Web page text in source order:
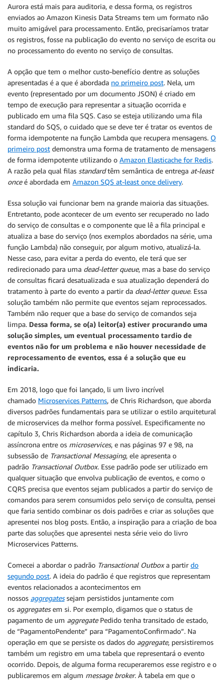
Aurora está mais para auditoria, e dessa forma, os registros
enviados ao Amazon Kinesis Data Streams tem um formato não
muito amigável para processamento. Então, precisaríamos tratar
os registros, fosse na publicação do evento no serviço de escrita ou
no processamento do evento no serviço de consultas.
A opção que tem o melhor custo-benefício dentre as soluções
apresentadas é a que é abordada no primeiro post. Nela, um
evento (representado por um documento JSON) é criado em
tempo de execução para representar a situação ocorrida e
publicado em uma fila SQS. Caso se esteja utilizando uma fila
standard do SQS, o cuidado que se deve ter é tratar os eventos de
forma idempotente na função Lambda que recupera mensagens. O
primeiro post demonstra uma forma de tratamento de mensagens
de forma idempotente utilizando o Amazon Elasticache for Redis.
A razão pela qual filas standardtêm semântica de entrega at-least
onceé abordada em Amazon SQS at-least once delivery.
Essa solução vai funcionar bem na grande maioria das situações.
Entretanto, pode acontecer de um evento ser recuperado no lado
do serviço de consultas e o componente que lê a fila principal e
atualiza a base do serviço (nos exemplos abordados na série, uma
função Lambda) não conseguir, por algum motivo, atualizá-la.
Nesse caso, para evitar a perda do evento, ele terá que ser
redirecionado para uma dead-letter queue, mas a base do serviço
de consultas ficará desatualizada e sua atualização dependerá do
tratamento à parte do evento a partir da dead-letter queue. Essa
solução também não permite que eventos sejam reprocessados.
Também não requer que a base do serviço de comandos seja
limpa. Dessa forma, se o(a) leitor(a) estiver procurando uma
solução simples, um eventual processamento tardio de
eventos não for um problema e não houver necessidade de
reprocessamento de eventos, essa é a solução que eu
indicaria.
Em 2018, logo que foi lançado, li um livro incrível
chamado Microservices Patterns, de Chris Richardson, que aborda
diversos padrões fundamentais para se utilizar o estilo arquitetural
de microservices da melhor forma possível. Especificamente no
capítulo 3, Chris Richardson aborda a ideia de comunicação
assíncrona entre os microservices, e nas páginas 97 e 98, na
subsessão de Transactional Messaging, ele apresenta o
padrão Transactional Outbox. Esse padrão pode ser utilizado em
qualquer situação que envolva publicação de eventos, e como o
CQRS precisa que eventos sejam publicados a partir do serviço de
comandos para serem consumidos pelo serviço de consulta, pensei
que faria sentido combinar os dois padrões e criar as soluções que
apresentei nos blog posts. Então, a inspiração para a criação de boa
parte das soluções que apresentei nesta série veio do livro
Microservices Patterns.
Comecei a abordar o padrão Transactional Outboxa partir do
segundo post. A ideia do padrão é que registros que representam
eventos relacionados a acontecimentos em
nossos aggregatessejam persistidos juntamente com
os aggregatesem si. Por exemplo, digamos que o status de
pagamento de um aggregatePedido tenha transitado de estado,
de “PagamentoPendente” para “PagamentoConfirmado”. Na
operação em que se persiste os dados do aggregate, persistiremos
também um registro em uma tabela que representará o evento
ocorrido. Depois, de alguma forma recuperaremos esse registro e o
publicaremos em algum message broker. À tabela em que o